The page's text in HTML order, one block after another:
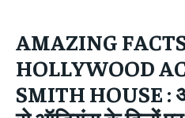
AMAZING
HOLLYWOOD
SMITH HOUSE :